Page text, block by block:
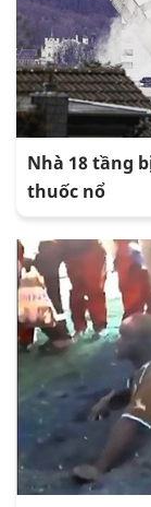
Nhà 18 tầng
thuốc nổ